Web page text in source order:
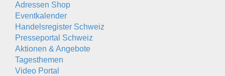
Adressen Shop
Eventkalender
Handelsregister Schweiz
Presseportal Schweiz
Aktionen & Angebote
Tagesthemen
Video Portal